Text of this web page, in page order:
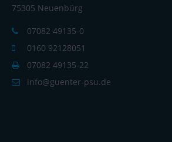
75305 Neuenbürg
07082 49135-0
0160 92128051
07082 49135-22
info@guenter-psu.de